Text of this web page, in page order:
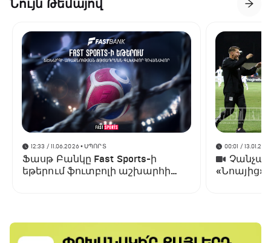
Նույն Թեմայով
12:33 / 11.06.2026• ՍՊՈՐՏ
Ֆասթ Բանկը Fast Sports-ի
եթերում ֆուտբոլի աշխարհի
00:01 /
«Նոայից»